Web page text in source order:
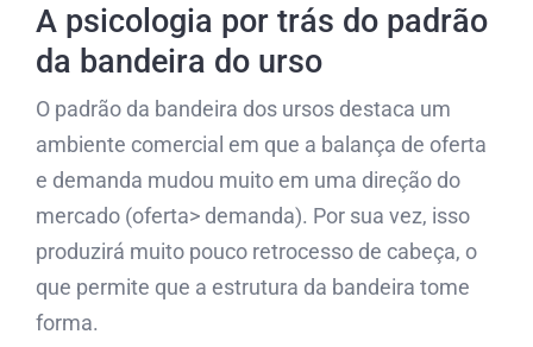
A psicologia por trás do padrão
da bandeira do urso
O padrão da bandeira dos ursos destaca um
ambiente comercial em que a balança de oferta
e demanda mudou muito em uma direção do
mercado (oferta> demanda). Por sua vez, isso
produzirá muito pouco retrocesso de cabeça, o
que permite que a estrutura da bandeira tome
forma.